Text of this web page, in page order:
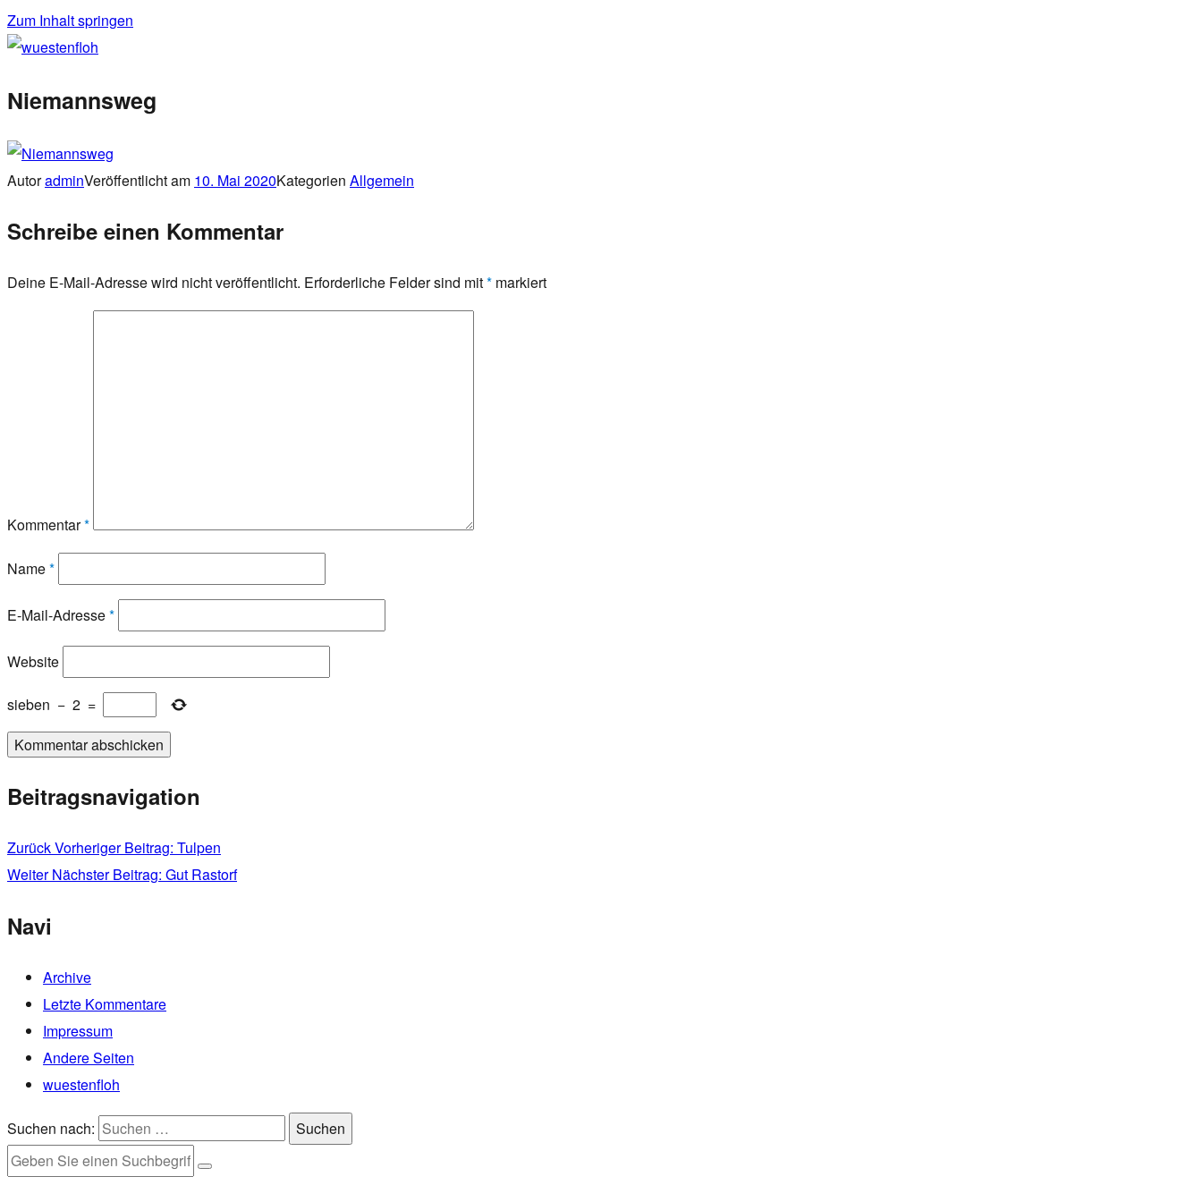
Zum Inhalt springen
wuestenfloh
Niemannsweg
AutoradminVeröffentlicht am 10. Mai 2020Kategorien Allgemein
Schreibe einen Kommentar
Deine E-Mail-Adresse wird nicht veröffentlicht. Erforderliche Felder sind mit* markiert
Kommentar*
Name*
E-Mail-Adresse*
Website
sieben − 2 =
Beitragsnavigation
ZurückVorheriger Beitrag: Tulpen
Weiter Nächster Beitrag: Gut Rastorf
Navi
Archive
Letzte Kommentare
Impressum
Andere Seiten
wuestenfloh
Suchen nach: Suchen